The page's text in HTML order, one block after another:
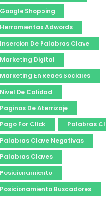
Google Shopping
Herramientas Adwords
Insercion De Palabras Clave
Marketing Digital
Marketing En Redes Sociales
Nivel De Calidad
Paginas De Aterrizaje
Pago Por Click
Palabras
Palabras Clave Negativas
Palabras Claves
Posicionamiento
Posicionamiento Buscadores